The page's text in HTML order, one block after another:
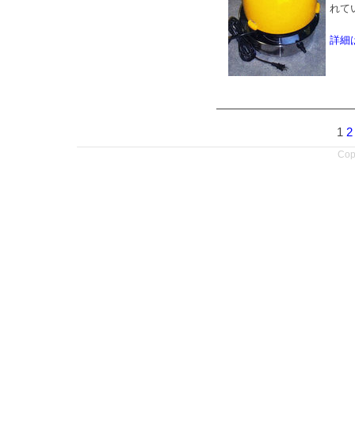
れて
詳細
1 2